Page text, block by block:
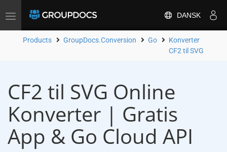
Toggle
DANSK
Products GroupDocs.Conversion Go
Konverter
CF2 til SVG
CF2 til SVG Online
Konverter | Gratis
App & Go Cloud API